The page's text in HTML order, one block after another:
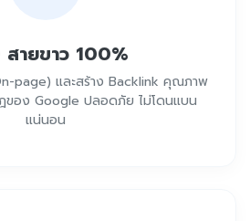
สายขาว 100%
page) และสร้าง Backlink คุณภาพ
อง Google ปลอดภัย ไม่โดนแบน
แน่นอน